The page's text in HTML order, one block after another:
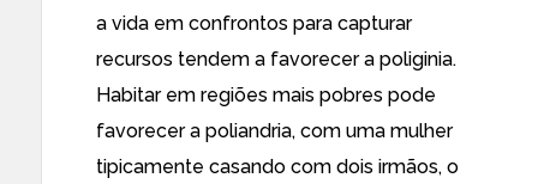
a vida em confrontos para capturar
recursos tendem a favorecer a poliginia.
Habitar em regiões mais pobres pode
favorecer a poliandria, com uma mulher
tipicamente casando com dois irmãos, o